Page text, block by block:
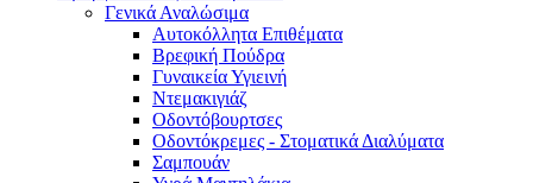
Γενικά Αναλώσιμα
Αυτοκόλλητα Επιθέματα
Βρεφική Πούδρα
Γυναικεία Υγιεινή
Ντεμακιγιάζ
Οδοντόβουρτσες
Οδοντόκρεμες - Στοματικά Διαλύματα
Σαμπουάν